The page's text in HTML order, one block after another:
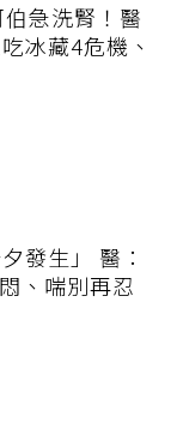
急洗腎！醫
冰藏4危機、
發生」 醫：
、喘別再忍